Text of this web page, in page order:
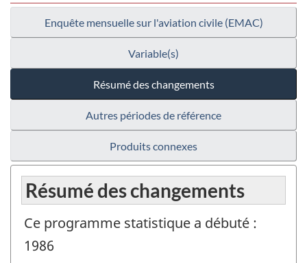
Enquête mensuelle sur l'aviation civile (EMAC)
Variable(s)
Résumé des changements
Autres périodes de référence
Produits connexes
Résumé des changements
Ce programme statistique a débuté :
1986